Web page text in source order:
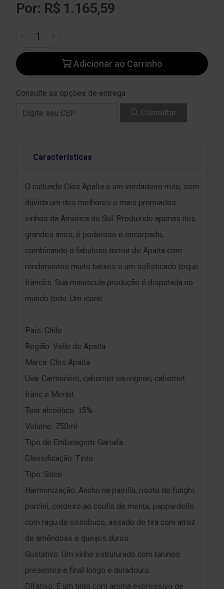
Por: R$ 1.165,59
Adicionar ao Carrinho
Consulte as opções de entrega
Consultar
Características
O cultuado Clos Apalta é um verdadeiro mito, sem
dúvida um dos melhores e mais premiados
vinhos da América do Sul. Produzido apenas nos
grandes anos, é poderoso e encorpado,
combinando o fabuloso terroir de Apalta com
rendimentos muito baixos e um sofisticado toque
francês. Sua minúscula produção é disputada no
mundo todo. Um ícone.
País: Chile
Região: Valle de Apalta
Marca: Clos Apalta
Uva: Carmenère, cabernet sauvignon, cabernet
franc e Merlot.
Teor alcoólico: 15%
Volume: 750ml
Tipo de Embalagem: Garrafa
Classificação: Tinto
Tipo: Seco
Harmonização: Ancho na parrilla, risoto de funghi
porcini, cordeiro ao coulis de menta, pappardelle
com ragu de ossobuco, assado de tira com arroz
de amêndoas e queijos duros.
Gustativo: Um vinho estruturado com taninos
presentes e final longo e duradouro.
Olfativo: É um tinto com aroma expressivo de